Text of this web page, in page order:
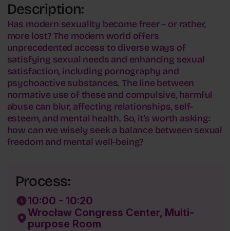
Description:
Has modern sexuality become freer – or rather,
more lost? The modern world offers
unprecedented access to diverse ways of
satisfying sexual needs and enhancing sexual
satisfaction, including pornography and
psychoactive substances. The line between
normative use of these and compulsive, harmful
abuse can blur, affecting relationships, self-
esteem, and mental health. So, it's worth asking:
how can we wisely seek a balance between sexual
freedom and mental well-being?
Process:
10:00 - 10:20
Wrocław Congress Center, Multi-
purpose Room